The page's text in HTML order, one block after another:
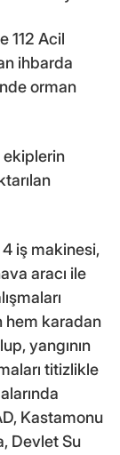
112 Acil
ihbarda
orman
ekiplerin
iş makinesi,
aracı ile
hem karadan
yangının
titizlikle
Kastamonu
Devlet Su